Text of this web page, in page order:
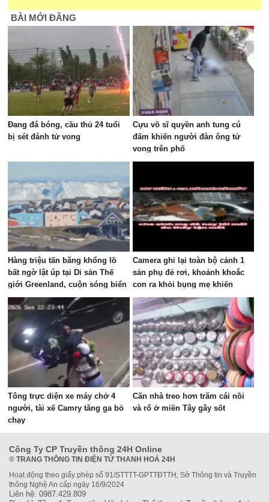
BÀI MỚI ĐĂNG
Đang đá bóng, cầu thủ 24 tuổi
bị sét đánh tử vong
Cựu võ sĩ quyền anh tung cú
đấm khiến người đàn ông tử
vong trên phố
Hàng triệu tấn băng khổng lồ
bất ngờ lật úp tại Di sản Thế
giới Greenland, cuộn sóng biển
dâng cao tạo cảnh tượng khó
tin
Camera ghi lại toàn bộ cảnh 1
sản phụ đẻ rơi, khoảnh khoắc
con ra khỏi bụng mẹ khiến
nhiều người thót tim
Tông trực diện xe máy chở 4
người, tài xế Camry tăng ga bỏ
chạy
Căn nhà treo hơn trăm cái nồi
và rổ ở miền Tây gây sốt
Công Ty CP Truyền thông 24H Online
® TRANG THÔNG TIN ĐIỆN TỬ THANH HOÁ 24H
Hoạt động theo giấy phép số 91/STTTT-GPTTĐTTH, Sở Thông tin và Truyền
thông Nghệ An cấp ngày 16/9/2024
Liên hệ: 0987.429.809